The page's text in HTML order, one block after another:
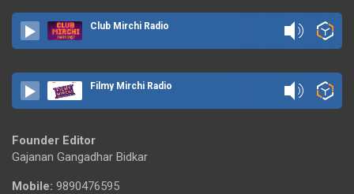
Club Mirchi Radio
Filmy Mirchi Radio
Founder Editor
Gajanan Gangadhar Bidkar
Mobile: 9890476595